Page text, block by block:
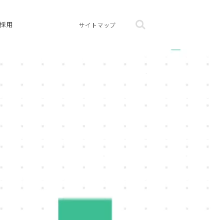
用 サイトマップ